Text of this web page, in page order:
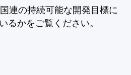
連の持続可能な開発目標に
るかをご覧ください。